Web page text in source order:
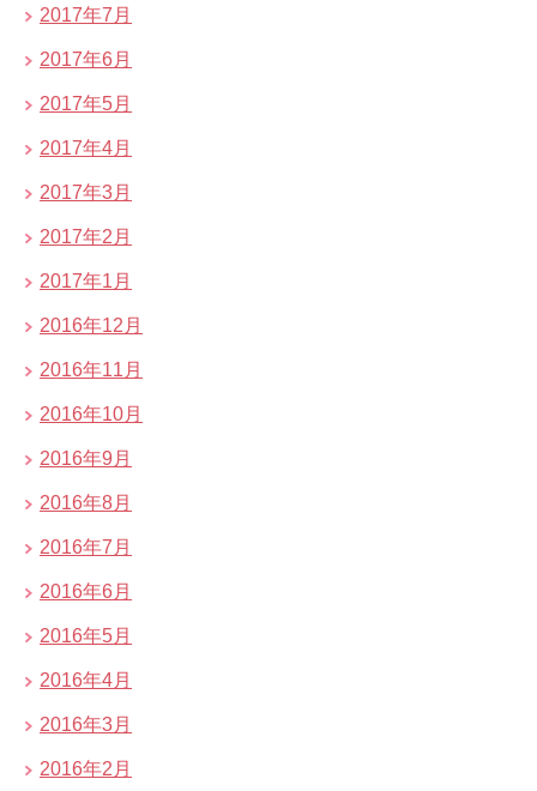
2017年7月
2017年6月
2017年5月
2017年4月
2017年3月
2017年2月
2017年1月
2016年12月
2016年11月
2016年10月
2016年9月
2016年8月
2016年7月
2016年6月
2016年5月
2016年4月
2016年3月
2016年2月